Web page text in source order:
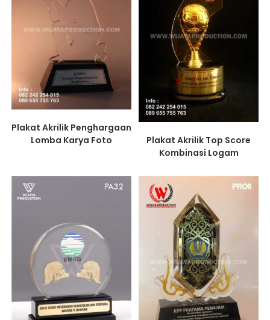
Plakat Akrilik Penghargaan
Lomba Karya Foto
Plakat Akrilik Top Score
Kombinasi Logam